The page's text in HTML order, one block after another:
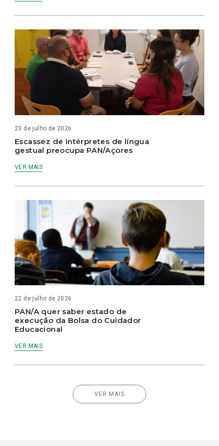
23 de julho de 2026
Escassez de intérpretes de língua
gestual preocupa PAN/Açores
VER MAIS
22 de julho de 2026
PAN/A quer saber estado de
execução da Bolsa do Cuidador
Educacional
VER MAIS
VER MAIS